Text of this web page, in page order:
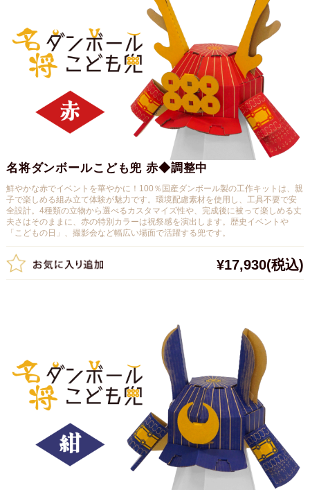
名将ダンボールこども兜 赤◆調整中
¥17,930(税込)
鮮やかな赤でイベントを華やかに！100％国産ダンボール製の工作キットは、親
子で楽しめる組み立て体験が魅力です。環境配慮素材を使用し、工具不要で安
全設計。4種類の立物から選べるカスタマイズ性や、完成後に被って楽しめる丈
夫さはそのままに、赤の特別カラーは祝祭感を演出します。歴史イベントや
「こどもの日」、撮影会など幅広い場面で活躍する兜です。